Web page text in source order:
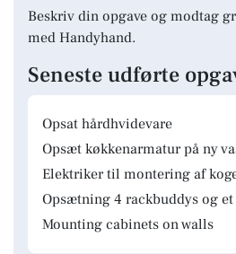
Beskriv din opgave og modtag
med Handyhand.
Seneste udførte
Opsat hårdhvidevare
Opsæt køkkenarmatur på ny
Elektriker til montering af
Opsætning 4 rackbuddys og et
Mounting cabinets on walls